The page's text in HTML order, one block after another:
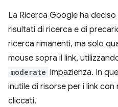
La Ricerca Google ha
risultati di ricerca e di
ricerca rimanenti, ma solo
mouse sopra il link,
moderate impazienza. In
inutile di risorse per i link
cliccati.